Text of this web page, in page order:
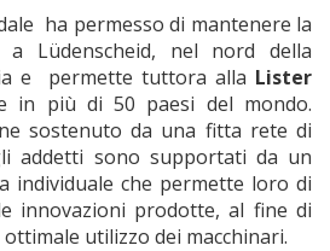
ha permesso di mantenere la
Lüdenscheid, nel nord della
e permette tuttora alla Lister
in più di 50 paesi del mondo.
sostenuto da una fitta rete di
addetti sono supportati da un
individuale che permette loro di
innovazioni prodotte, al fine di
utilizzo dei macchinari.